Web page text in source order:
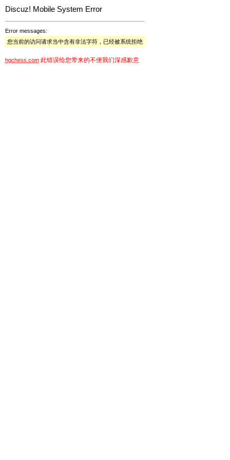
Discuz! Mobile System Error
Error messages:
您当前的访问请求当中含有非法字符，已经被系统拒绝
hgchess.com 此错误给您带来的不便我们深感歉意